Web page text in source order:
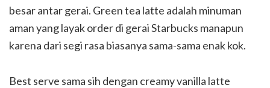
besar antar gerai. Green tea latte adalah minuman
aman yang layak order di gerai Starbucks manapun
karena dari segi rasa biasanya sama-sama enak kok.
Best serve sama sih dengan creamy vanilla latte